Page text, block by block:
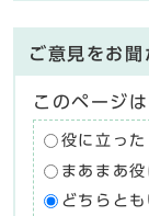
ご意見をお
このページ
役に立った
まあまあ
どちらと